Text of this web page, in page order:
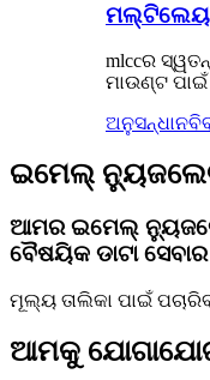
mlccର
ମାଉଣ୍ଟ
ଅନୁସନ୍ଧାନ
ଇମେଲ୍
ଆମର ଇମେଲ୍
ବୈଷୟିକ ଡାଟା
ମୂଲ୍ୟ ତାଲିକା ପାଇଁ
ଆମକୁ